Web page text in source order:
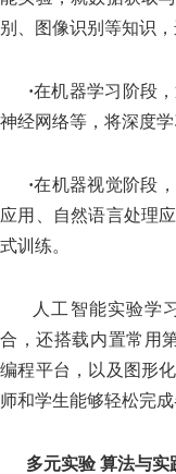
别、图像识别等知识
·在机器学习阶段
神经网络等，将深度学
·在机器视觉阶段
应用、自然语言处理
式训练。
人工智能实验学
合，还搭载内置常用
编程平台，以及图形
师和学生能够轻松完
多元实验 算法与实